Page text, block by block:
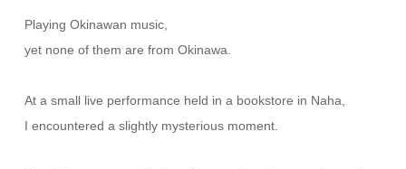
Playing Okinawan music,
yet none of them are from Okinawa.
At a small live performance held in a bookstore in Naha,
I encountered a slightly mysterious moment.